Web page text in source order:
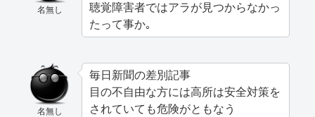
名無し
聴覚障害者ではアラが見つからなかっ
たって事か｡
名無し
毎日新聞の差別記事
目の不自由な方には高所は安全対策を
されていても危険がともなう